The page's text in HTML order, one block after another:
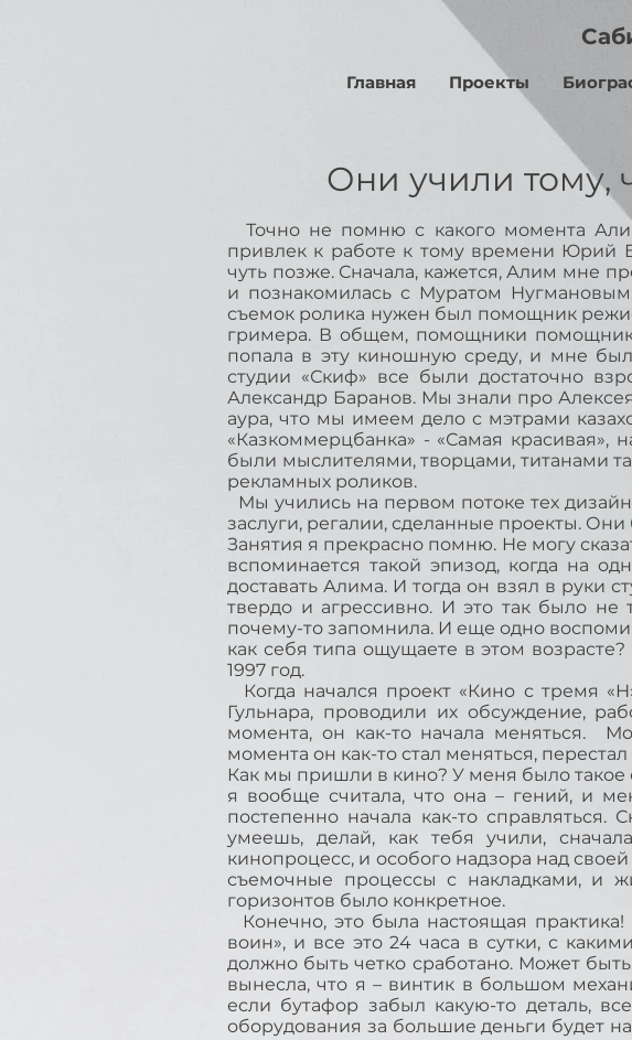
Главная Проекты
Они учили тому,
Точно не помню с какого момента
привлек к работе к тому времени Юрий
чуть позже. Сначала, кажется, Алим мне
и познакомилась с Муратом
съемок ролика нужен был помощник
гримера. В общем, помощники
попала в эту киношную среду, и мне
студии «Скиф» все были достаточно
Александр Баранов. Мы знали про
аура, что мы имеем дело с мэтрами
«Казкоммерцбанка» - «Самая
были мыслителями, творцами, титанами
рекламных роликов.
Мы учились на первом потоке тех
заслуги, регалии, сделанные проекты.
Занятия я прекрасно помню. Не могу
вспоминается такой эпизод, когда на
доставать Алима. И тогда он взял в руки
твердо и агрессивно. И это так было
почему-то запомнила. И еще одно
как себя типа ощущаете в этом
1997 год.
Когда начался проект «Кино с тремя
Гульнара, проводили их обсуждение,
момента, он как-то начала меняться.
момента он как-то стал меняться,
Как мы пришли в кино? У меня было
я вообще считала, что она – гений, и
постепенно начала как-то
умеешь, делай, как тебя учили,
кинопроцесс, и особого надзора над
съемочные процессы с накладками, и
горизонтов было конкретное.
Конечно, это была настоящая
воин», и все это 24 часа в сутки, с
должно быть четко сработано. Может
вынесла, что я – винтик в большом
если бутафор забыл какую-то деталь,
оборудования за большие деньги будет